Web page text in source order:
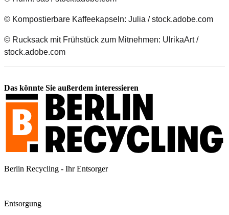
© Kompostierbare Kaffeekapseln: Julia / stock.adobe.com
© Rucksack mit Frühstück zum Mitnehmen: UlrikaArt /
stock.adobe.com
Das könnte Sie außerdem interessieren
Berlin Recycling - Ihr Entsorger
Entsorgung